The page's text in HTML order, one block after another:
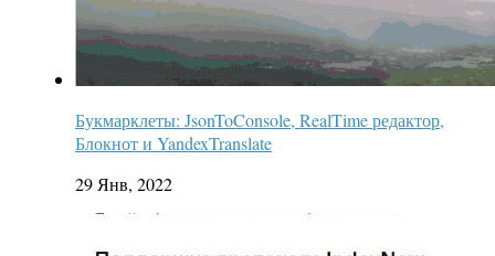
Букмарклеты: JsonToConsole, RealTime редактор,
Блокнот и YandexTranslate
29 Янв, 2022